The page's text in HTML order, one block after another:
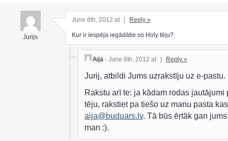
Jurijs
June 8th, 2012 at | Reply »
Kur ir iespēja iegādātie so Holy tēju?
Aija - June 8th, 2012 at Reply »
Jurij, atbildi Jums uzrakstīju uz e-pastu.
Rakstu arī te: ja kādam rodas jautājumi
tēju, rakstiet pa tiešo uz manu pasta
aija@buduars.lv. Tā būs ēŗtāk gan
man :).